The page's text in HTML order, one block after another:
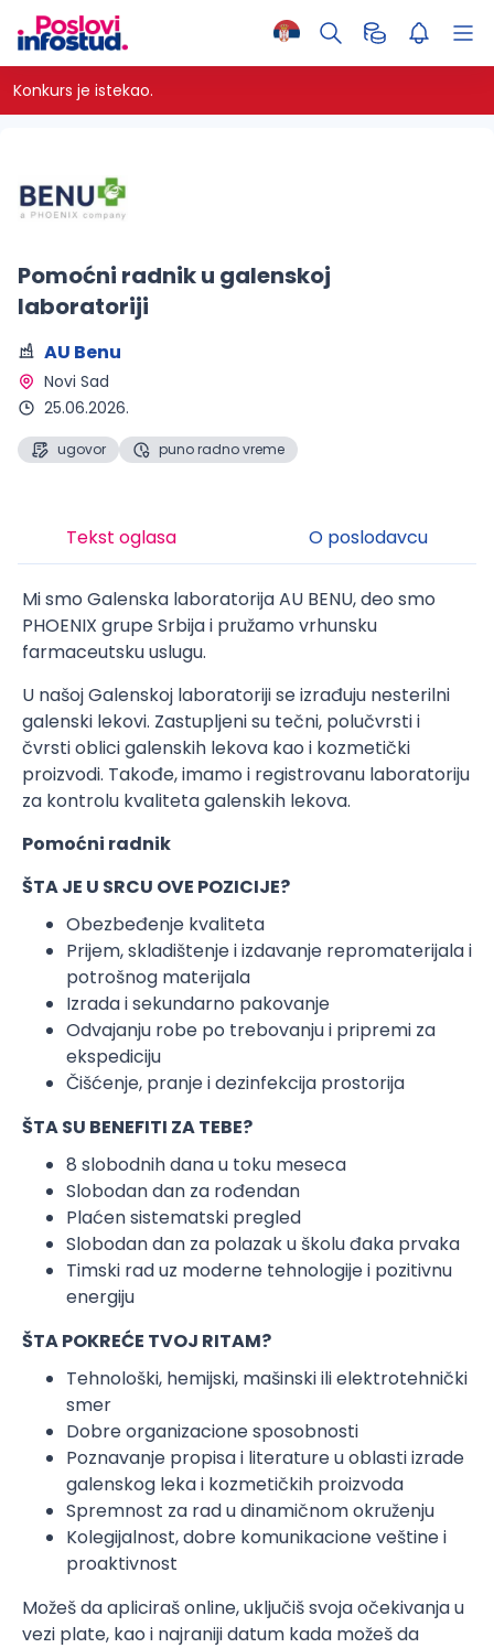
Konkurs je istekao.
Pomoćni radnik u galenskoj
laboratoriji
AU Benu
Novi Sad
25.06.2026.
ugovor puno radno vreme
Tekst oglasa O poslodavcu
Mi smo Galenska laboratorija AU BENU, deo smo
PHOENIX grupe Srbija i pružamo vrhunsku
farmaceutsku uslugu.
U našoj Galenskoj laboratoriji se izrađuju nesterilni
galenski lekovi. Zastupljeni su tečni, polučvrsti i
čvrsti oblici galenskih lekova kao i kozmetički
proizvodi. Takođe, imamo i registrovanu laboratoriju
za kontrolu kvaliteta galenskih lekova.
Pomoćni radnik
ŠTA JE U SRCU OVE POZICIJE?
Obezbeđenje kvaliteta
Prijem, skladištenje i izdavanje repromaterijala i
potrošnog materijala
Izrada i sekundarno pakovanje
Odvajanju robe po trebovanju i pripremi za
ekspediciju
Čišćenje, pranje i dezinfekcija prostorija
ŠTA SU BENEFITI ZA TEBE?
8 slobodnih dana u toku meseca
Slobodan dan za rođendan
Plaćen sistematski pregled
Slobodan dan za polazak u školu đaka prvaka
Timski rad uz moderne tehnologije i pozitivnu
energiju
ŠTA POKREĆE TVOJ RITAM?
Tehnološki, hemijski, mašinski ili elektrotehnički
smer
Dobre organizacione sposobnosti
Poznavanje propisa i literature u oblasti izrade
galenskog leka i kozmetičkih proizvoda
Spremnost za rad u dinamičnom okruženju
Kolegijalnost, dobre komunikacione veštine i
proaktivnost
Možeš da apliciraš online, uključiš svoja očekivanja u
vezi plate, kao i najraniji datum kada možeš da